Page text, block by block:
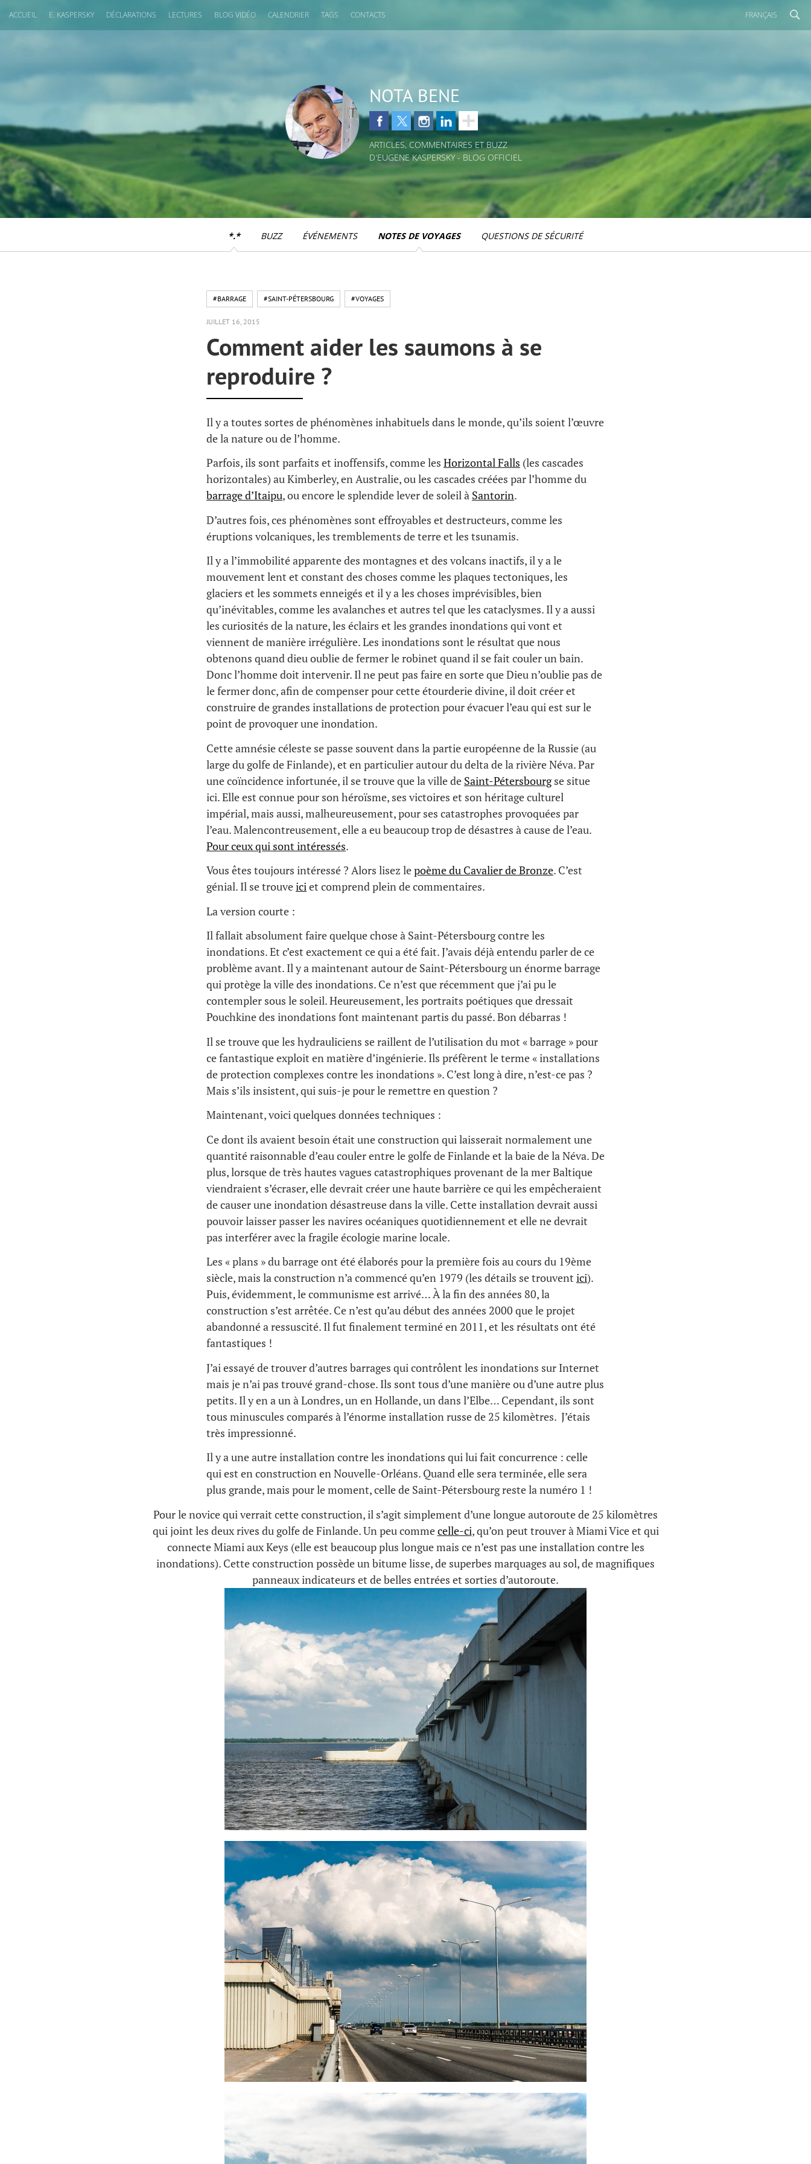
ACCUEIL E. KASPERSKY DÉCLARATIONS LECTURES BLOG VIDÉO CALENDRIER TAGS CONTACTS FRANÇAIS
NOTA BENE
ARTICLES, COMMENTAIRES ET BUZZ
D'EUGENE KASPERSKY - BLOG OFFICIEL
*.* BUZZ ÉVÉNEMENTS NOTES DE VOYAGES QUESTIONS DE SÉCURITÉ
#BARRAGE #SAINT-PÉTERSBOURG #VOYAGES
JUILLET 16, 2015
Comment aider les saumons à se
reproduire ?
Il y a toutes sortes de phénomènes inhabituels dans le monde, qu’ils soient l’œuvre
de la nature ou de l’homme.
Parfois, ils sont parfaits et inoffensifs, comme les Horizontal Falls (les cascades
horizontales) au Kimberley, en Australie, ou les cascades créées par l’homme du
barrage d’Itaipu, ou encore le splendide lever de soleil à Santorin.
D’autres fois, ces phénomènes sont effroyables et destructeurs, comme les
éruptions volcaniques, les tremblements de terre et les tsunamis.
Il y a l’immobilité apparente des montagnes et des volcans inactifs, il y a le
mouvement lent et constant des choses comme les plaques tectoniques, les
glaciers et les sommets enneigés et il y a les choses imprévisibles, bien
qu’inévitables, comme les avalanches et autres tel que les cataclysmes. Il y a aussi
les curiosités de la nature, les éclairs et les grandes inondations qui vont et
viennent de manière irrégulière. Les inondations sont le résultat que nous
obtenons quand dieu oublie de fermer le robinet quand il se fait couler un bain.
Donc l’homme doit intervenir. Il ne peut pas faire en sorte que Dieu n’oublie pas de
le fermer donc, afin de compenser pour cette étourderie divine, il doit créer et
construire de grandes installations de protection pour évacuer l’eau qui est sur le
point de provoquer une inondation.
Cette amnésie céleste se passe souvent dans la partie européenne de la Russie (au
large du golfe de Finlande), et en particulier autour du delta de la rivière Néva. Par
une coïncidence infortunée, il se trouve que la ville de Saint-Pétersbourgse situe
ici. Elle est connue pour son héroïsme, ses victoires et son héritage culturel
impérial, mais aussi, malheureusement, pour ses catastrophes provoquées par
l’eau. Malencontreusement, elle a eu beaucoup trop de désastres à cause de l’eau.
Pour ceux qui sont intéressés.
Vous êtes toujours intéressé ? Alors lisez lepoème du Cavalier de Bronze. C’est
génial. Il se trouveiciet comprend plein de commentaires.
La version courte :
Il fallait absolument faire quelque chose à Saint-Pétersbourg contre les
inondations. Et c’est exactement ce qui a été fait. J’avais déjà entendu parler de ce
problème avant. Il y a maintenant autour de Saint-Pétersbourg un énorme barrage
qui protège la ville des inondations. Ce n’est que récemment que j’ai pu le
contempler sous le soleil. Heureusement, les portraits poétiques que dressait
Pouchkine des inondations font maintenant partis du passé. Bon débarras !
Il se trouve que les hydrauliciens se raillent de l’utilisation du mot « barrage » pour
ce fantastique exploit en matière d’ingénierie. Ils préfèrent le terme « installations
de protection complexes contre les inondations ». C’est long à dire, n’est-ce pas ?
Mais s’ils insistent, qui suis-je pour le remettre en question ?
Maintenant, voici quelques données techniques :
Ce dont ils avaient besoin était une construction qui laisserait normalement une
quantité raisonnable d’eau couler entre le golfe de Finlande et la baie de la Néva. De
plus, lorsque de très hautes vagues catastrophiques provenant de la mer Baltique
viendraient s’écraser, elle devrait créer une haute barrière ce qui les empêcheraient
de causer une inondation désastreuse dans la ville. Cette installation devrait aussi
pouvoir laisser passer les navires océaniques quotidiennement et elle ne devrait
pas interférer avec la fragile écologie marine locale.
Les « plans » du barrage ont été élaborés pour la première fois au cours du 19ème
siècle, mais la construction n’a commencé qu’en 1979 (les détails se trouvent ici).
Puis, évidemment, le communisme est arrivé… À la fin des années 80, la
construction s’est arrêtée. Ce n’est qu’au début des années 2000 que le projet
abandonné a ressuscité. Il fut finalement terminé en 2011, et les résultats ont été
fantastiques !
J’ai essayé de trouver d’autres barrages qui contrôlent les inondations sur Internet
mais je n’ai pas trouvé grand-chose. Ils sont tous d’une manière ou d’une autre plus
petits. Il y en a un à Londres, un en Hollande, un dans l’Elbe… Cependant, ils sont
tous minuscules comparés à l’énorme installation russe de 25 kilomètres. J’étais
très impressionné.
Il y a une autre installation contre les inondations qui lui fait concurrence : celle
qui est en construction en Nouvelle-Orléans. Quand elle sera terminée, elle sera
plus grande, mais pour le moment, celle de Saint-Pétersbourg reste la numéro 1 !
Pour le novice qui verrait cette construction, il s’agit simplement d’une longue autoroute de 25 kilomètres
qui joint les deux rives du golfe de Finlande. Un peu commecelle-ci, qu’on peut trouver à Miami Vice et qui
connecte Miami aux Keys (elle est beaucoup plus longue mais ce n’est pas une installation contre les
inondations). Cette construction possède un bitume lisse, de superbes marquages au sol, de magnifiques
panneaux indicateurs et de belles entrées et sorties d’autoroute.